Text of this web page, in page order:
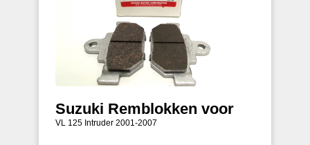
Suzuki Remblokken voor
VL 125 Intruder 2001-2007